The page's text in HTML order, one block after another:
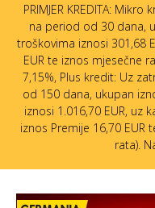
PRIMJER KREDITA:
na period od 30 dana,
troškovima iznosi 301,68
EUR te iznos mjesečne
7,15%, Plus kredit: Uz
od 150 dana, ukupan
iznosi 1.016,70 EUR, uz
iznos Premije 16,70 EUR
rata).